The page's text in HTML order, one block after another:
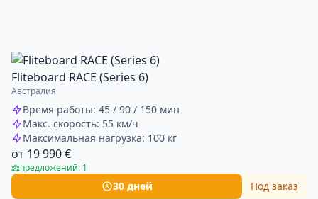
Fliteboard RACE (Series 6)
Австралия
Время работы: 45 / 90 / 150 мин
Макс. скорость: 55 км/ч
Максимальная нагрузка: 100 кг
от 19 990 €
предложений: 1
30 дней Под заказ